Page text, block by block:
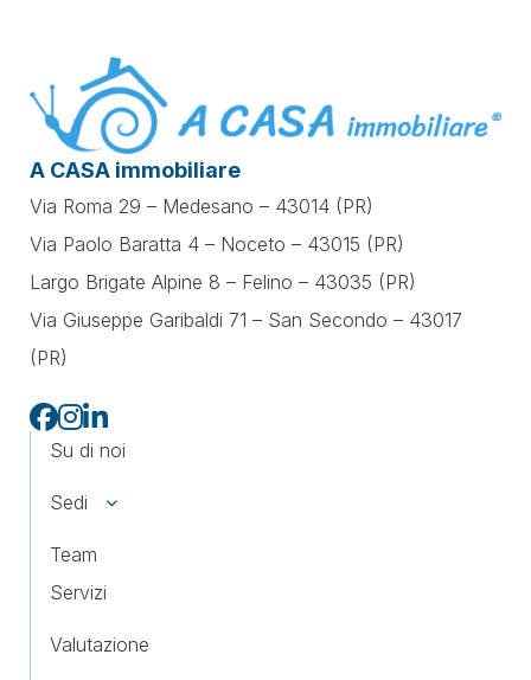
A CASA immobiliare
Via Roma 29 – Medesano – 43014 (PR)
Via Paolo Baratta 4 – Noceto – 43015 (PR)
Largo Brigate Alpine 8 – Felino – 43035 (PR)
Via Giuseppe Garibaldi 71 – San Secondo – 43017
(PR)
Su di noi
Sedi
Team
Servizi
Valutazione